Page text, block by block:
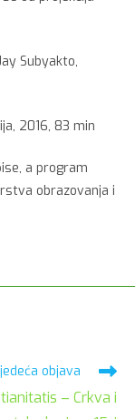
Subyakto,
2016, 83 min
a program
obrazovanja i
objava
– Crkva i